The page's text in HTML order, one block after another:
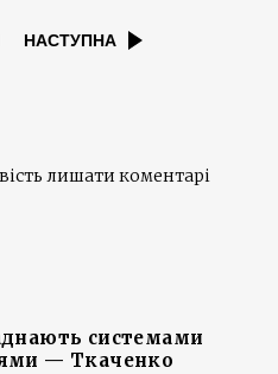
НАСТУПНА
лишати коментарі
системами
— Ткаченко